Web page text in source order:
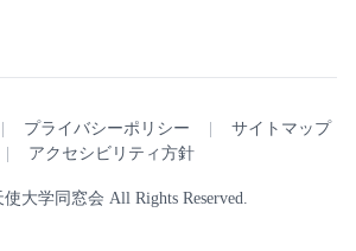
プライバシーポリシー
サイトマップ
アクセシビリティ方針
大学同窓会 All Rights Reserved.